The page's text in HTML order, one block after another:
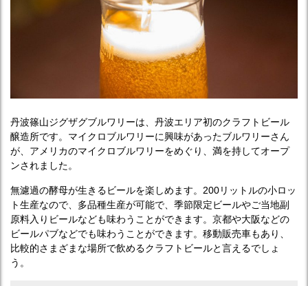
丹波篠山ジグザグブルワリーは、丹波エリア初のクラフトビール
醸造所です。マイクロブルワリーに興味があったブルワリーさん
が、アメリカのマイクロブルワリーをめぐり、満を持してオープ
ンされました。
無濾過の酵母が生きるビールを楽しめます。200リットルの小ロッ
ト生産なので、多品種生産が可能で、季節限定ビールやご当地副
原料入りビールなども味わうことができます。京都や大阪などの
ビールパブなどでも味わうことができます。移動販売車もあり、
比較的さまざまな場所で飲めるクラフトビールと言えるでしょ
う。